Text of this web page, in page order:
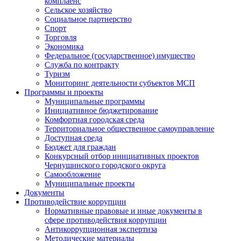
Сельское хозяйство
Социальное партнерство
Спорт
Торговля
Экономика
Федеральное (государственное) имущество
Служба по контракту
Туризм
Мониторинг деятельности субъектов МСП
Программы и проекты
Муниципальные программы
Инициативное бюджетирование
Комфортная городская среда
Территориальное общественное самоуправление
Доступная среда
Бюджет для граждан
Конкурсный отбор инициативных проектов
Чернушинского городского округа
Самообложение
Муниципальные проекты
Документы
Противодействие коррупции
Нормативные правовые и иные документы в
сфере противодействия коррупции
Антикоррупционная экспертиза
Методические материалы